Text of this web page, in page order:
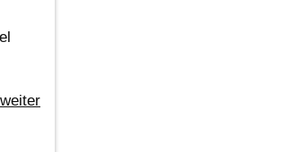
weiter